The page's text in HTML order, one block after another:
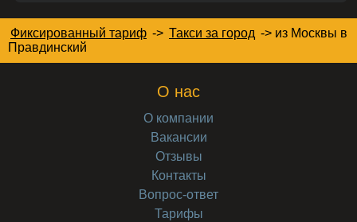
Фиксированный тариф -> Такси за город -> из Москвы в
Правдинский
О нас
О компании
Вакансии
Отзывы
Контакты
Вопрос-ответ
Тарифы